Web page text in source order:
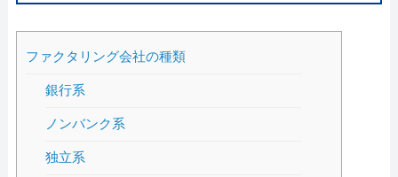
ファクタリング会社の種類
銀行系
ノンバンク系
独立系